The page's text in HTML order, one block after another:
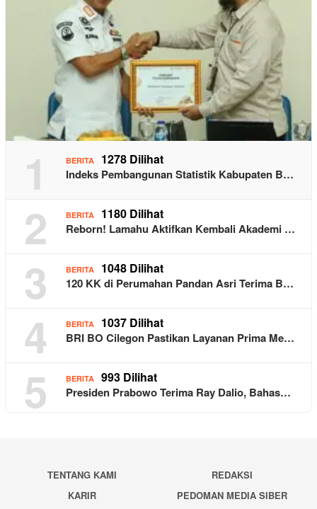
1 BERITA 1278 Dilihat
Indeks Pembangunan Statistik Kabupaten B…
2 BERITA 1180 Dilihat
Reborn! Lamahu Aktifkan Kembali Akademi …
3 BERITA 1048 Dilihat
120 KK di Perumahan Pandan Asri Terima B…
4 BERITA 1037 Dilihat
BRI BO Cilegon Pastikan Layanan Prima Me…
5 BERITA 993 Dilihat
Presiden Prabowo Terima Ray Dalio, Bahas…
TENTANG KAMI
REDAKSI
KARIR
PEDOMAN MEDIA SIBER